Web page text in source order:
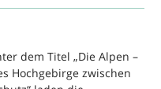
dem Titel „Die Alpen –
Hochgebirge zwischen